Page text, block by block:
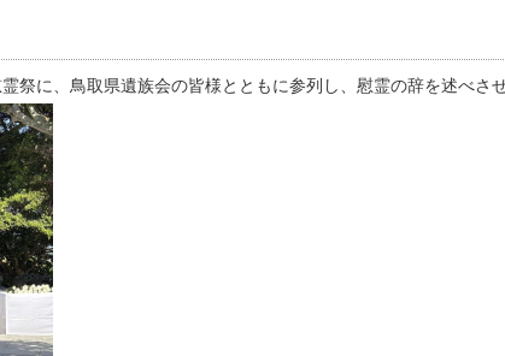
祭に、鳥取県遺族会の皆様とともに参列し、慰霊の辞を述べさ